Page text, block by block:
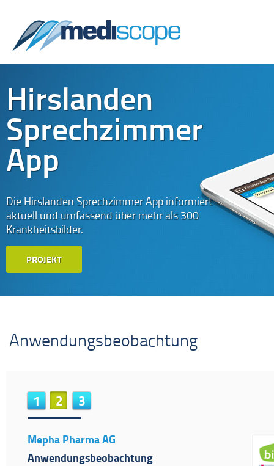
Hirslanden
Sprechzimmer
App
Die Hirslanden Sprechzimmer App informiert
aktuell und umfassend über mehr als 300
Krankheitsbilder.
PROJEKT
Anwendungsbeobachtung
Mepha Pharma AG
Anwendungsbeobachtung
1 2 3